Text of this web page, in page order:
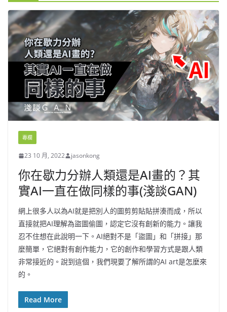
專欄
23 10 月, 2022 jasonkong
你在歇力分辦人類還是AI畫的？其
實AI一直在做同樣的事(淺談GAN)
網上很多人以為AI就是把別人的圖剪剪貼貼拼湊而成，所以
直接就把AI理解為盜圖偷圖，認定它沒有創新的能力。讓我
忍不住想在此說明一下。AI絕對不是「盜圖」和「拼接」那
麼簡單，它絕對有創作能力，它的創作和學習方式是跟人類
非常接近的。說到這個，我們現要了解所謂的AI art是怎麼來
的。
Read More